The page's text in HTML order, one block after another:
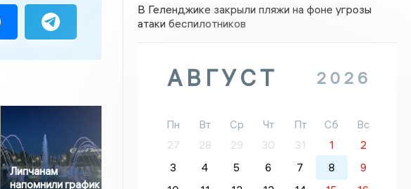
Липчанам
напомнили график
В Геленджике закрыли пляжи на фоне угрозы
атаки беспилотников
АВГУСТ 2026
Пн Вт Ср Чт Пт Сб
Вс
27
28 29 30 31 1
2
3
4 5 6 7 8
9